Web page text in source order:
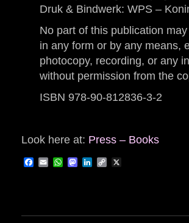
Druk & Bindwerk: WPS –
No part of this publication
in any form or by any means,
photocopy, recording, or any
without permission from the
ISBN 978-90-812836-3-2
Look here at: Press – Books
Facebook
EmailWhatsApp
Mastodon
LinkedIn
Copy